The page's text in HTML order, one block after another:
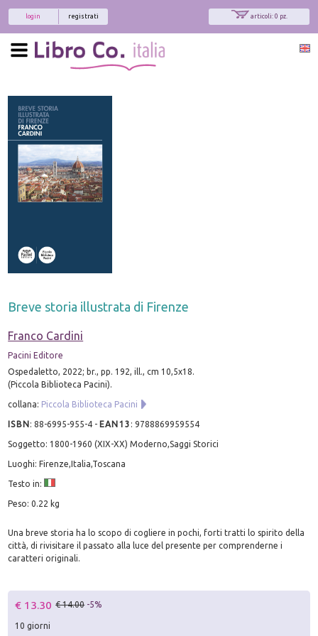
articoli: 0 pz.
registrati
login
Breve storia illustrata di Firenze
Franco Cardini
Pacini Editore
Ospedaletto, 2022; br., pp. 192, ill., cm 10,5x18.
(Piccola Biblioteca Pacini).
collana: Piccola Biblioteca Pacini
ISBN:88-6995-955-4 - EAN13 :9788869959554
Soggetto: 1800-1960 (XIX-XX) Moderno,Saggi Storici
Luoghi: Firenze,Italia,Toscana
Testo in:
Peso: 0.22 kg
Una breve storia ha lo scopo di cogliere in pochi, forti tratti lo spirito della
città, di rivisitare il passato alla luce del presente per comprenderne i
caratteri originali.
€ 13.30 € 14.00 -5%
10 giorni